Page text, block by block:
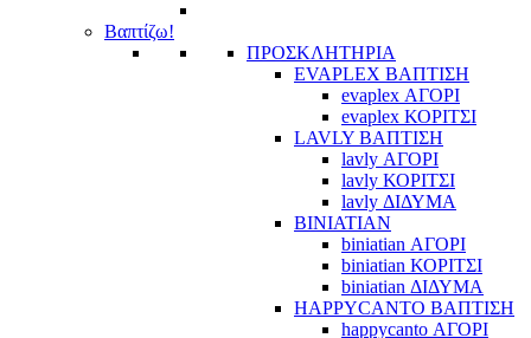
Βαπτίζω!
ΠΡΟΣΚΛΗΤΗΡΙΑ
EVAPLEX ΒΑΠΤΙΣΗ
evaplex ΑΓΟΡΙ
evaplex ΚΟΡΙΤΣΙ
LAVLY ΒΑΠΤΙΣΗ
lavly ΑΓΟΡΙ
lavly ΚΟΡΙΤΣΙ
lavly ΔΙΔΥΜΑ
BINIATIAN
biniatian ΑΓΟΡΙ
biniatian ΚΟΡΙΤΣΙ
biniatian ΔΙΔΥΜΑ
HAPPYCANTO ΒΑΠΤΙΣΗ
happycanto ΑΓΟΡΙ